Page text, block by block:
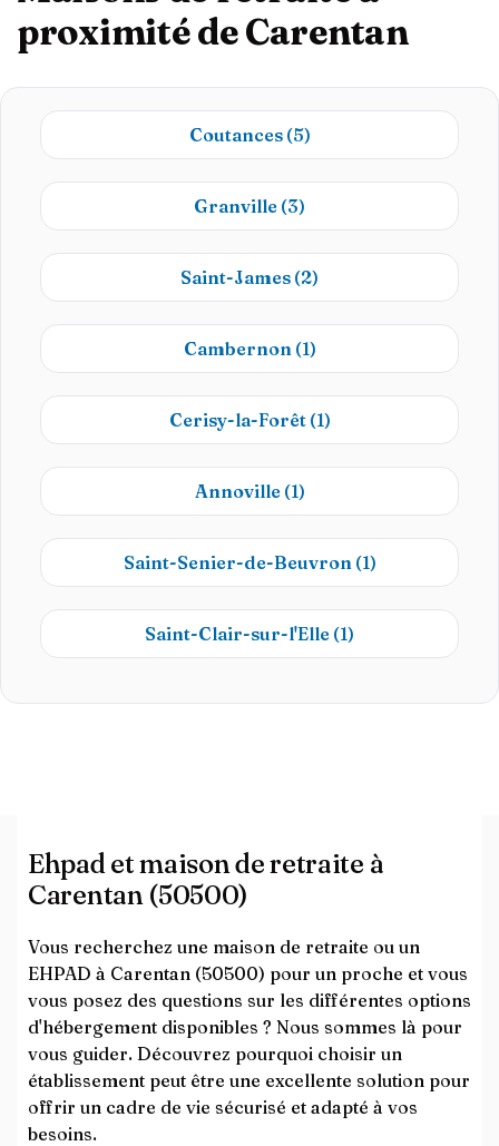
proximité de Carentan
Coutances (5)
Granville (3)
Saint-James (2)
Cambernon (1)
Cerisy-la-Forêt (1)
Annoville (1)
Saint-Senier-de-Beuvron (1)
Saint-Clair-sur-l'Elle (1)
Ehpad et maison de retraite à
Carentan (50500)
Vous recherchez une maison de retraite ou un
EHPAD à Carentan (50500) pour un proche et vous
vous posez des questions sur les différentes options
d'hébergement disponibles ? Nous sommes là pour
vous guider. Découvrez pourquoi choisir un
établissement peut être une excellente solution pour
offrir un cadre de vie sécurisé et adapté à vos
besoins.